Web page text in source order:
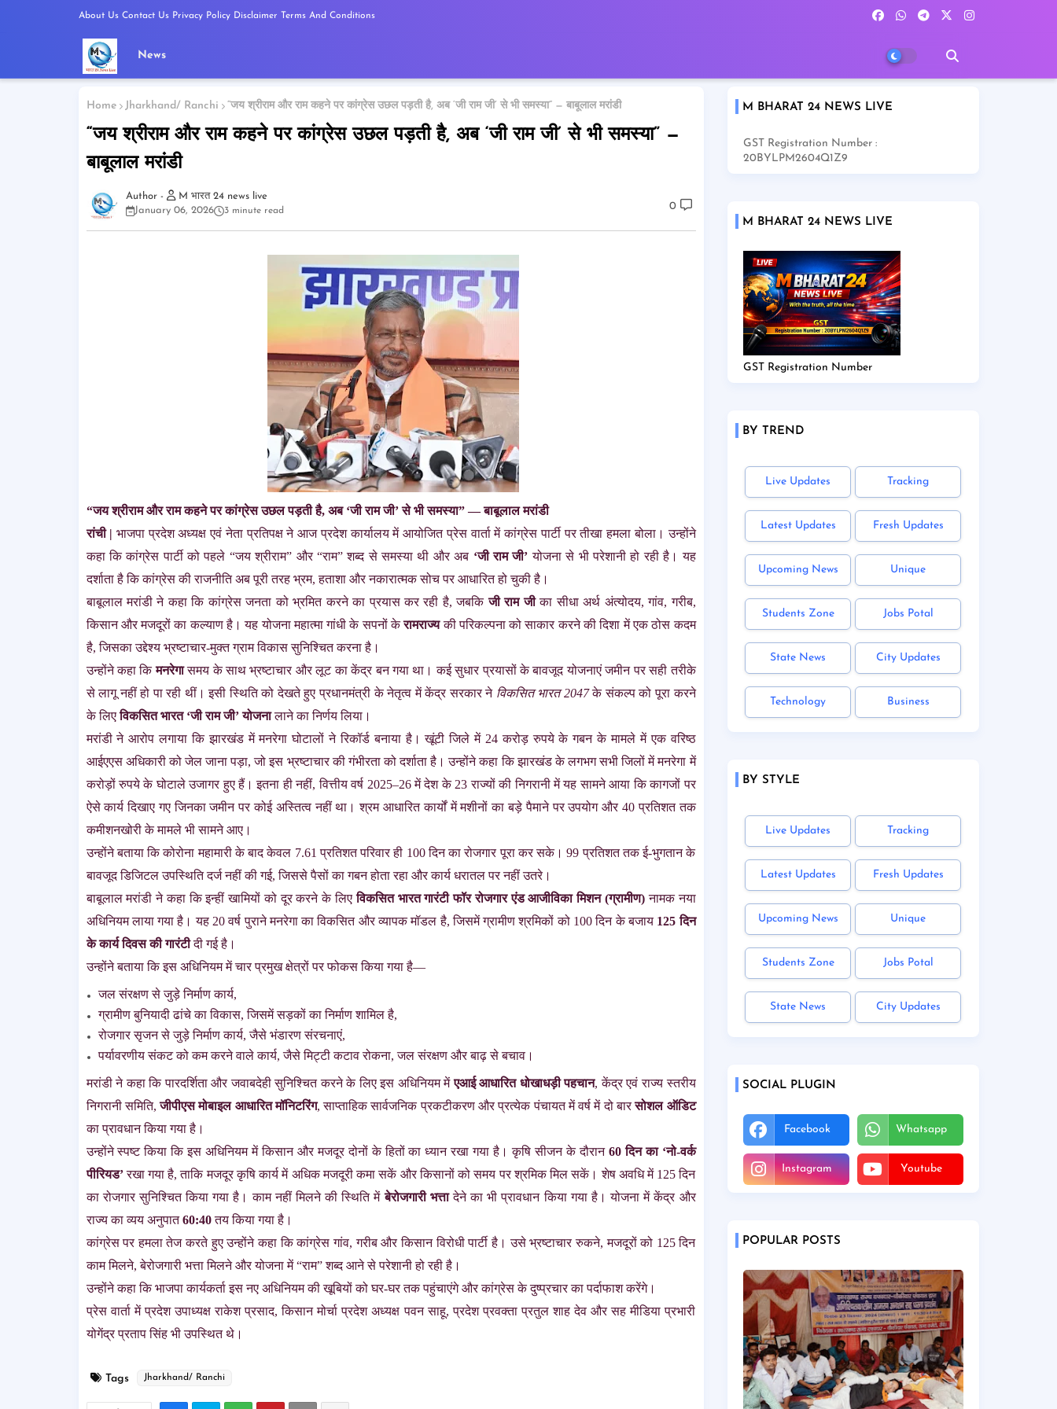
About Us Contact Us Privacy Policy Disclaimer Terms And Conditions
News
Home Jharkhand/ Ranchi “जय श्रीराम और राम कहने पर कांग्रेस उछल पड़ती है, अब ‘जी राम जी’ से भी समस्या” — बाबूलाल मरांडी
“जय श्रीराम और राम कहने पर कांग्रेस उछल पड़ती है, अब ‘जी राम जी’ से भी समस्या” —
बाबूलाल मरांडी
M भारत 24 news live
January 06, 2026
3 minute read 0
“जय श्रीराम और राम कहने पर कांग्रेस उछल पड़ती है, अब ‘जी राम जी’ से भी समस्या” — बाबूलाल मरांडी
रांची | भाजपा प्रदेश अध्यक्ष एवं नेता प्रतिपक्षने आज प्रदेश कार्यालय में आयोजित प्रेस वार्ता में कांग्रेस पार्टी पर तीखा हमला बोला। उन्होंने
कहा कि कांग्रेस पार्टी को पहले “जय श्रीराम” और “राम” शब्द से समस्या थी और अब ‘जी राम जी’ योजना से भी परेशानी हो रही है। यह
दर्शाता है कि कांग्रेस की राजनीति अब पूरी तरह भ्रम, हताशा और नकारात्मक सोच पर आधारित हो चुकी है।
बाबूलाल मरांडी ने कहा कि कांग्रेस जनता को भ्रमित करने का प्रयास कर रही है, जबकिजी राम जीका सीधा अर्थ अंत्योदय, गांव, गरीब,
किसान और मजदूरों का कल्याण है। यह योजना महात्मा गांधी के सपनों केरामराज्यकी परिकल्पना को साकार करने की दिशा में एक ठोस कदम
है, जिसका उद्देश्य भ्रष्टाचार-मुक्त ग्राम विकास सुनिश्चित करना है।
उन्होंने कहा किमनरेगासमय के साथ भ्रष्टाचार और लूट का केंद्र बन गया था। कई सुधार प्रयासों के बावजूद योजनाएं जमीन पर सही तरीके
से लागू नहीं हो पा रही थीं। इसी स्थिति को देखते हुए प्रधानमंत्रीके नेतृत्व में केंद्र सरकार ने विकसित भारत 2047के संकल्प को पूरा करने
के लिएविकसित भारत ‘जी राम जी’ योजनालाने का निर्णय लिया।
मरांडी ने आरोप लगाया कि झारखंड में मनरेगा घोटालों ने रिकॉर्ड बनाया है। खूंटी जिले में 24 करोड़ रुपये के गबन के मामले में एक वरिष्ठ
आईएएस अधिकारी को जेल जाना पड़ा, जो इस भ्रष्टाचार की गंभीरता को दर्शाता है। उन्होंने कहा कि झारखंड के लगभग सभी जिलों में मनरेगा में
करोड़ों रुपये के घोटाले उजागर हुए हैं। इतना ही नहीं, वित्तीय वर्ष 2025–26 में देश के 23 राज्यों की निगरानी में यह सामने आया कि कागजों पर
ऐसे कार्य दिखाए गए जिनका जमीन पर कोई अस्तित्व नहीं था। श्रम आधारित कार्यों में मशीनों का बड़े पैमाने पर उपयोग और 40 प्रतिशत तक
कमीशनखोरी के मामले भी सामने आए।
उन्होंने बताया कि कोरोना महामारी के बाद केवल 7.61 प्रतिशत परिवार ही 100 दिन का रोजगार पूरा कर सके। 99 प्रतिशत तक ई-भुगतान के
बावजूद डिजिटल उपस्थिति दर्ज नहीं की गई, जिससे पैसों का गबन होता रहा और कार्य धरातल पर नहीं उतरे।
बाबूलाल मरांडी ने कहा कि इन्हीं खामियों को दूर करने के लिएविकसित भारत गारंटी फॉर रोजगार एंड आजीविका मिशन (ग्रामीण)नामक नया
अधिनियम लाया गया है। यह 20 वर्ष पुराने मनरेगा का विकसित और व्यापक मॉडल है, जिसमें ग्रामीण श्रमिकों को 100 दिन के बजाय 125 दिन
के कार्य दिवस की गारंटीदी गई है।
उन्होंने बताया कि इस अधिनियम में चार प्रमुख क्षेत्रों पर फोकस किया गया है—
जल संरक्षण से जुड़े निर्माण कार्य,
ग्रामीण बुनियादी ढांचे का विकास, जिसमें सड़कों का निर्माण शामिल है,
रोजगार सृजन से जुड़े निर्माण कार्य, जैसे भंडारण संरचनाएं,
पर्यावरणीय संकट को कम करने वाले कार्य, जैसे मिट्टी कटाव रोकना, जल संरक्षण और बाढ़ से बचाव।
मरांडी ने कहा कि पारदर्शिता और जवाबदेही सुनिश्चित करने के लिए इस अधिनियम मेंएआई आधारित धोखाधड़ी पहचान, केंद्र एवं राज्य स्तरीय
निगरानी समिति,जीपीएस मोबाइल आधारित मॉनिटरिंग, साप्ताहिक सार्वजनिक प्रकटीकरण और प्रत्येक पंचायत में वर्ष में दो बारसोशल ऑडिट
का प्रावधान किया गया है।
उन्होंने स्पष्ट किया कि इस अधिनियम में किसान और मजदूर दोनों के हितों का ध्यान रखा गया है। कृषि सीजन के दौरान 60 दिन का ‘नो-वर्क
पीरियड’रखा गया है, ताकि मजदूर कृषि कार्य में अधिक मजदूरी कमा सकें और किसानों को समय पर श्रमिक मिल सकें। शेष अवधि में 125 दिन
का रोजगार सुनिश्चित किया गया है। काम नहीं मिलने की स्थिति मेंबेरोजगारी भत्तादेने का भी प्रावधान किया गया है। योजना में केंद्र और
राज्य का व्यय अनुपात60:40तय किया गया है।
कांग्रेस पर हमला तेज करते हुए उन्होंने कहा कि कांग्रेस गांव, गरीब और किसान विरोधी पार्टी है। उसे भ्रष्टाचार रुकने, मजदूरों को 125 दिन
काम मिलने, बेरोजगारी भत्ता मिलने और योजना में “राम” शब्द आने से परेशानी हो रही है।
उन्होंने कहा कि भाजपा कार्यकर्ता इस नए अधिनियम की खूबियों को घर-घर तक पहुंचाएंगे और कांग्रेस के दुष्प्रचार का पर्दाफाश करेंगे।
प्रेस वार्ता में प्रदेश उपाध्यक्ष राकेश प्रसाद, किसान मोर्चा प्रदेश अध्यक्ष पवन साहू, प्रदेश प्रवक्ता प्रतुल शाह देव और सह मीडिया प्रभारी
योगेंद्र प्रताप सिंह भी उपस्थित थे।
Tags Jharkhand/ Ranchi
M BHARAT 24 NEWS LIVE
GST Registration Number :
20BYLPM2604Q1Z9
M BHARAT 24 NEWS LIVE
GST Registration Number
BY TREND
Live Updates Tracking
Latest Updates Fresh Updates
Upcoming News Unique
Students Zone Jobs Potal
State News City Updates
Technology Business
BY STYLE
Live Updates Tracking
Latest Updates Fresh Updates
Upcoming News Unique
Students Zone Jobs Potal
State News City Updates
SOCIAL PLUGIN
Facebook Whatsapp
Instagram Youtube
POPULAR POSTS